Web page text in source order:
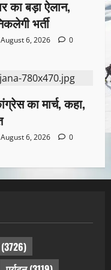
का बड़ा ऐलान,
भर्ती
August 6, 2026
0
का मार्च, कहा,
August 6, 2026
0